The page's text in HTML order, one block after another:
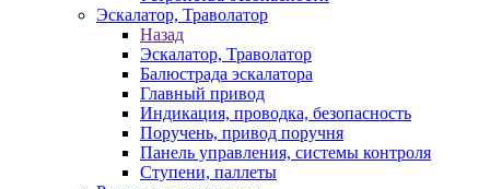
Эскалатор, Траволатор
Назад
Эскалатор, Траволатор
Балюстрада эскалатора
Главный привод
Индикация, проводка, безопасность
Поручень, привод поручня
Панель управления, системы контроля
Ступени, паллеты